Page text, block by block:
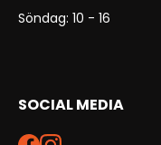
Söndag: 10 - 16
SOCIAL MEDIA